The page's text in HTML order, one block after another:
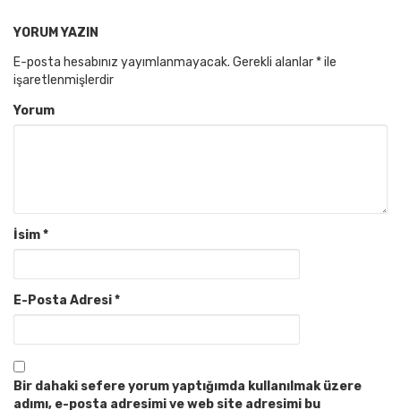
YORUM YAZIN
E-posta hesabınız yayımlanmayacak. Gerekli alanlar *ile
işaretlenmişlerdir
Yorum
İsim*
E-Posta Adresi*
Bir dahaki sefere yorum yaptığımda kullanılmak üzere
adımı, e-posta adresimi ve web site adresimi bu